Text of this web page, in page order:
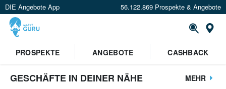
DIE Angebote App 56.122.869 Prospekte & Angebote
PROSPEKTE
ANGEBOTE CASHBACK
GESCHÄFTE IN DEINER NÄHE MEHR